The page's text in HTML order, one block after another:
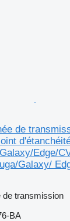
de
Edge/
Galaxy/
de transmission
BA